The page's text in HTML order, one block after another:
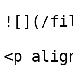
![](/
<p